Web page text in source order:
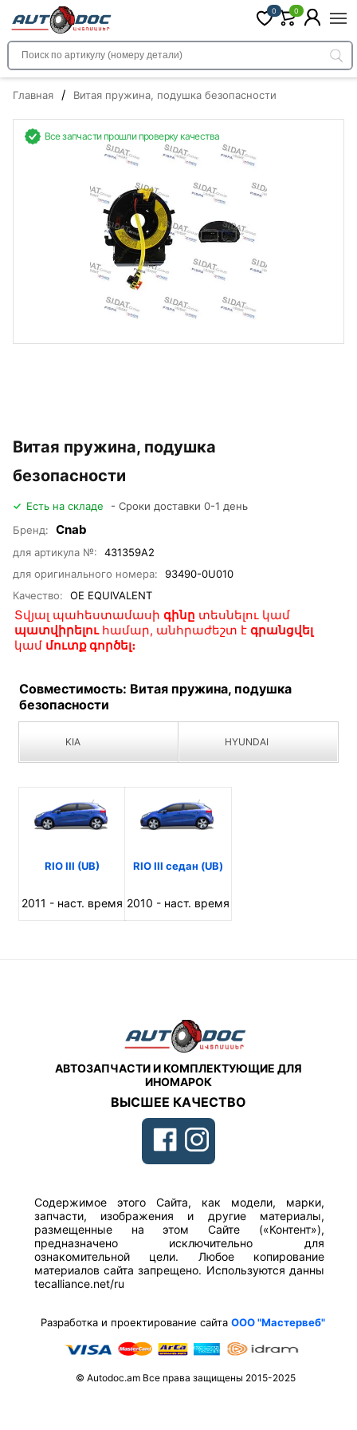
0 0
Главная / Витая пружина, подушка безопасности
Все запчасти прошли проверку качества
Витая пружина, подушка
безопасности
Есть на складе
- Сроки доставки 0-1 день
Бренд:
Cnab
для артикула №:
431359A2
для оригинального номера:
93490-0U010
Качество:
OE EQUIVALENT
Տվյալ պահեստամասի գինը տեսնելու կամ
պատվիրելուհամար, անհրաժեշտ է գրանցվել
կամ մուտք գործել։
Совместимость: Витая пружина, подушка
безопасности
KIA HYUNDAI
RIO III (UB)
2011 - наст. время
RIO III седан (UB)
2010 - наст. время
АВТОЗАПЧАСТИ И КОМПЛЕКТУЮЩИЕ ДЛЯ
ИНОМАРОК
ВЫСШЕЕ КАЧЕСТВО
Содержимое этого Сайта, как модели, марки,
запчасти, изображения и другие материалы,
размещенные на этом Сайте («Контент»),
предназначено исключительно для
ознакомительной цели. Любое копирование
материалов сайта запрещено. Используются данны
tecalliance.net/ru
Разработка и проектирование сайтаООО "Мастервеб"
© Autodoc.am Все права защищены 2015-2025